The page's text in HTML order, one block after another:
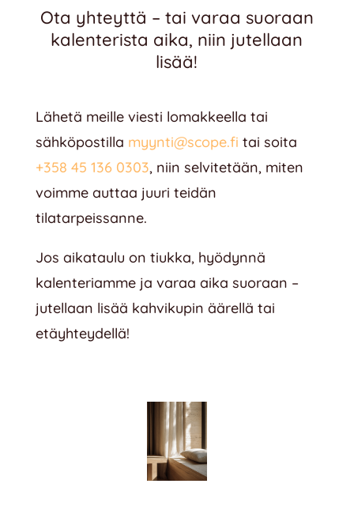
Ota yhteyttä – tai varaa suoraan
kalenterista aika, niin jutellaan
lisää!
Lähetä meille viesti lomakkeella tai
sähköpostilla myynti@scope.fi tai soita
+358 45 136 0303, niin selvitetään, miten
voimme auttaa juuri teidän
tilatarpeissanne.
Jos aikataulu on tiukka, hyödynnä
kalenteriamme ja varaa aika suoraan –
jutellaan lisää kahvikupin äärellä tai
etäyhteydellä!